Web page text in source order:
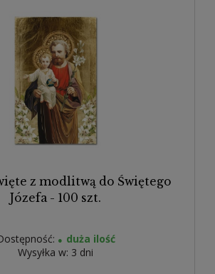
z modlitwą do Świętego
Józefa - 100 szt.
duża ilość
Wysyłka w: 3 dni